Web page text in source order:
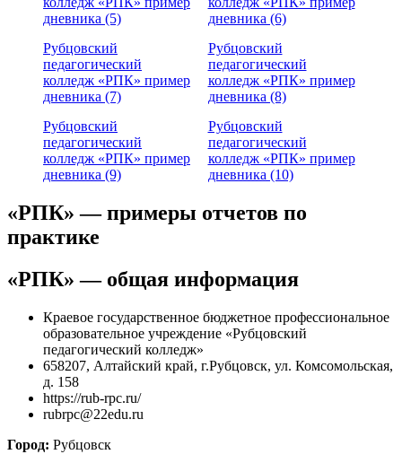
дневника (5)
дневника (6)
Рубцовский
педагогический
колледж «РПК» пример
дневника (7)
Рубцовский
педагогический
колледж «РПК» пример
дневника (8)
Рубцовский
педагогический
колледж «РПК» пример
дневника (9)
Рубцовский
педагогический
колледж «РПК» пример
дневника (10)
«РПК» — примеры отчетов по
практике
«РПК» — общая информация
Краевое государственное бюджетное профессиональное
образовательное учреждение «Рубцовский
педагогический колледж»
658207, Алтайский край, г.Рубцовск, ул. Комсомольская,
д. 158
https://rub-rpc.ru/
rubrpc@22edu.ru
Город: Рубцовск